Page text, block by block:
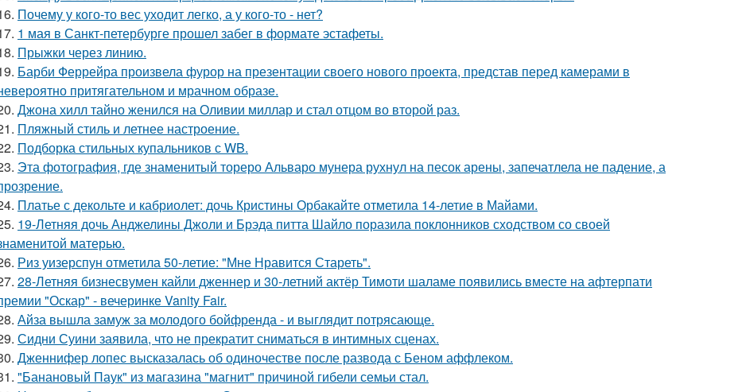
Почему у кого-то вес уходит легко, а у кого-то - нет?
1 мая в Санкт-петербурге прошел забег в формате эстафеты.
Прыжки через линию.
Барби Феррейра произвела фурор на презентации своего нового проекта, представ перед камерами в
притягательном и мрачном образе.
Джона хилл тайно женился на Оливии миллар и стал отцом во второй раз.
Пляжный стиль и летнее настроение.
Подборка стильных купальников с WB.
Эта фотография, где знаменитый тореро Альваро мунера рухнул на песок арены, запечатлела не падение, а
Платье с декольте и кабриолет: дочь Кристины Орбакайте отметила 14-летие в Майами.
19-Летняя дочь Анджелины Джоли и Брэда питта Шайло поразила поклонников сходством со своей
матерью.
Риз уизерспун отметила 50-летие: "Мне Нравится Стареть".
28-Летняя бизнесвумен кайли дженнер и 30-летний актёр Тимоти шаламе появились вместе на афтерпати
"Оскар" - вечеринке Vanity Fair.
Айза вышла замуж за молодого бойфренда - и выглядит потрясающе.
Сидни Суини заявила, что не прекратит сниматься в интимных сценах.
Дженнифер лопес высказалась об одиночестве после развода с Беном аффлеком.
"Банановый Паук" из магазина "магнит" причиной гибели семьи стал.